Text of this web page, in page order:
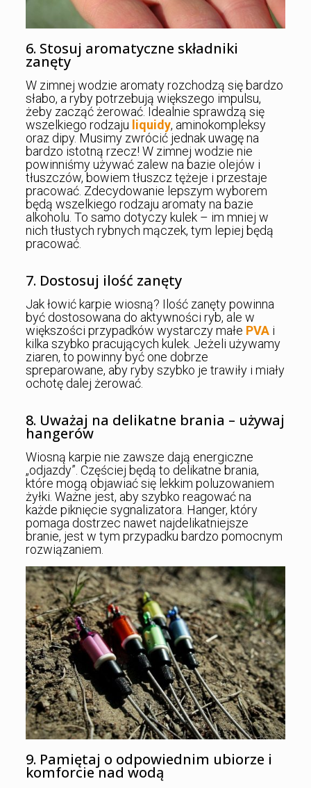
6. Stosuj aromatyczne składniki
zanęty
W zimnej wodzie aromaty rozchodzą się bardzo
słabo, a ryby potrzebują większego impulsu,
żeby zacząć żerować. Idealnie sprawdzą się
wszelkiego rodzaju liquidy, aminokompleksy
oraz dipy. Musimy zwrócić jednak uwagę na
bardzo istotną rzecz! W zimnej wodzie nie
powinniśmy używać zalew na bazie olejów i
tłuszczów, bowiem tłuszcz tężeje i przestaje
pracować. Zdecydowanie lepszym wyborem
będą wszelkiego rodzaju aromaty na bazie
alkoholu. To samo dotyczy kulek – im mniej w
nich tłustych rybnych mączek, tym lepiej będą
pracować.
7. Dostosuj ilość zanęty
Jak łowić karpie wiosną? Ilość zanęty powinna
być dostosowana do aktywności ryb, ale w
większości przypadków wystarczy małe PVAi
kilka szybko pracujących kulek. Jeżeli używamy
ziaren, to powinny być one dobrze
spreparowane, aby ryby szybko je trawiły i miały
ochotę dalej żerować.
8. Uważaj na delikatne brania – używaj
hangerów
Wiosną karpie nie zawsze dają energiczne
„odjazdy”. Częściej będą to delikatne brania,
które mogą objawiać się lekkim poluzowaniem
żyłki. Ważne jest, aby szybko reagować na
każde piknięcie sygnalizatora. Hanger, który
pomaga dostrzec nawet najdelikatniejsze
branie, jest w tym przypadku bardzo pomocnym
rozwiązaniem.
9. Pamiętaj o odpowiednim ubiorze i
komforcie nad wodą